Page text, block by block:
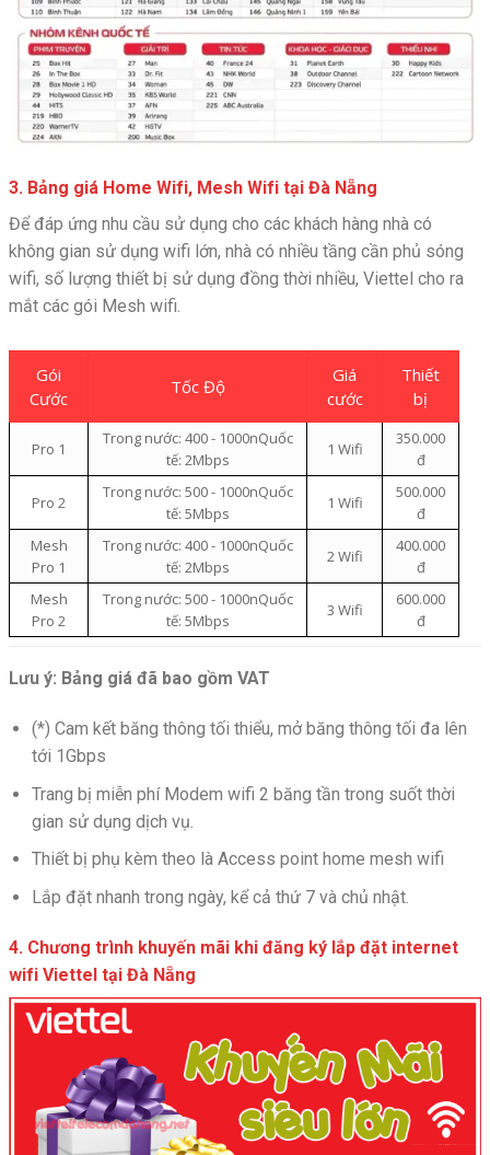
3. Bảng giá Home Wifi, Mesh Wifi tại Đà Nẵng
Để đáp ứng nhu cầu sử dụng cho các khách hàng nhà có
không gian sử dụng wifi lớn, nhà có nhiều tầng cần phủ sóng
wifi, số lượng thiết bị sử dụng đồng thời nhiều, Viettel cho ra
mắt các gói Mesh wifi.
Gói
Cước
Tốc Độ
Giá
cước
Thiết
bị
Pro 1
Trong nước: 400 - 1000nQuốc
tế: 2Mbps
1 Wifi
350.000
đ
Pro 2
Trong nước: 500 - 1000nQuốc
tế: 5Mbps
1 Wifi
500.000
đ
Mesh
Pro 1
Trong nước: 400 - 1000nQuốc
tế: 2Mbps
2 Wifi
400.000
đ
Mesh
Pro 2
Trong nước: 500 - 1000nQuốc
tế: 5Mbps
3 Wifi
600.000
đ
Lưu ý: Bảng giá đã bao gồm VAT
(*) Cam kết băng thông tối thiểu, mở băng thông tối đa lên
tới 1Gbps
Trang bị miễn phí Modem wifi 2 băng tần trong suốt thời
gian sử dụng dịch vụ.
Thiết bị phụ kèm theo là Access point home mesh wifi
Lắp đặt nhanh trong ngày, kể cả thứ 7 và chủ nhật.
4. Chương trình khuyến mãi khi đăng ký lắp đặt internet
wifi Viettel tại Đà Nẵng